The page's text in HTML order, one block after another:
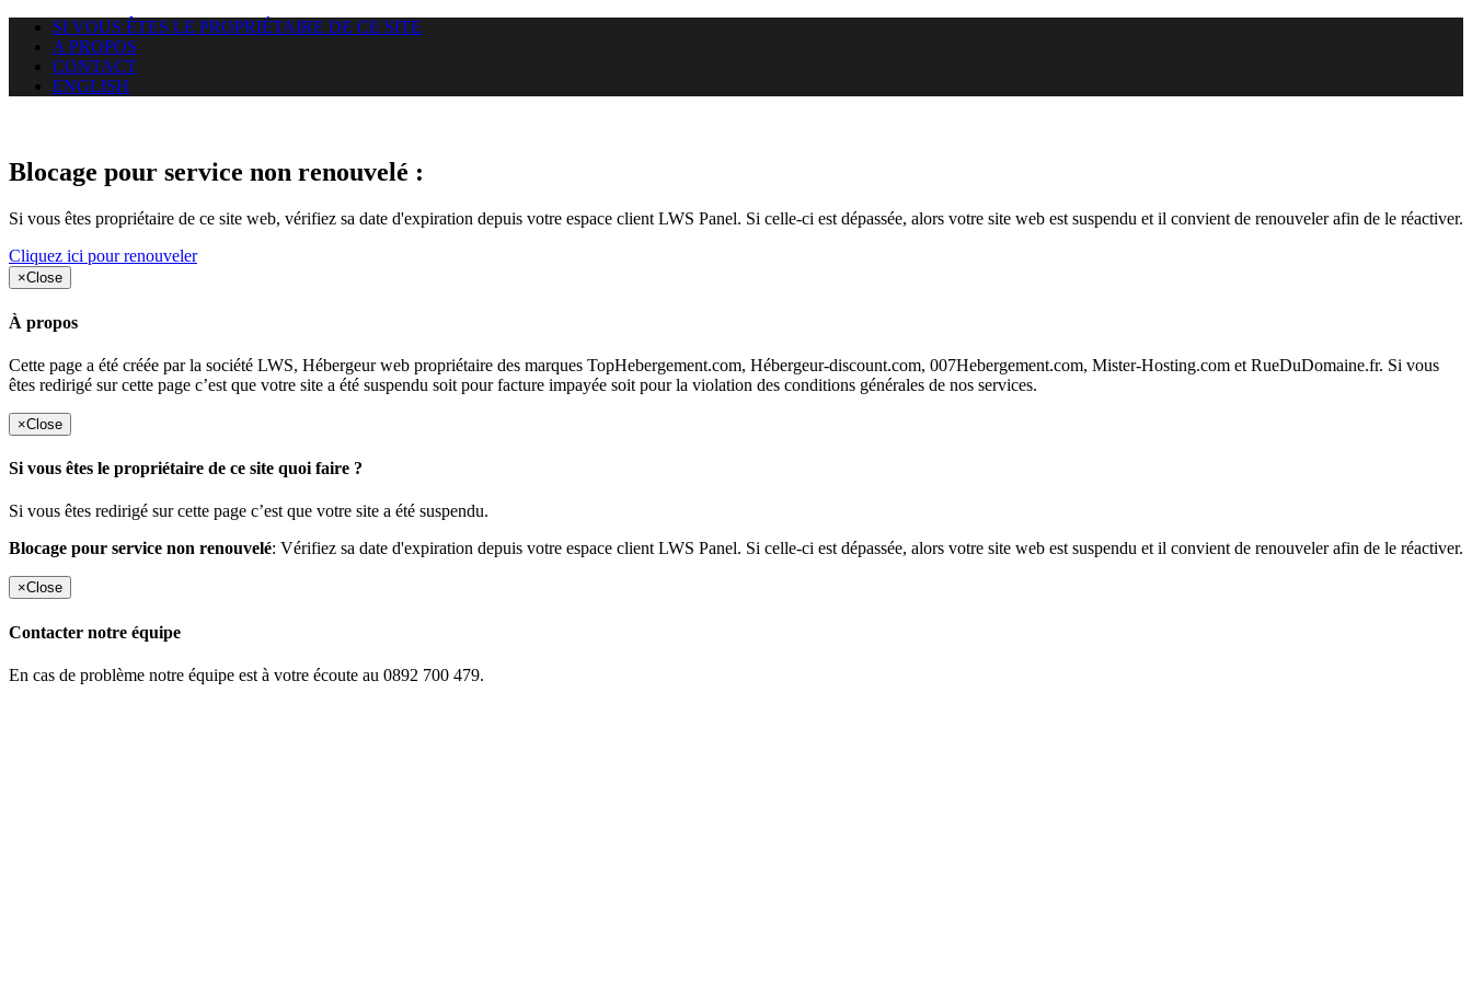
SI VOUS ÊTES LE PROPRIÉTAIRE DE CE SITE
A PROPOS
CONTACT
ENGLISH
Blocage pour service non renouvelé :
Si vous êtes propriétaire de ce site web, vérifiez sa date d'expiration depuis votre espace client LWS Panel. Si celle-ci est dépassée, alors votre site web est suspendu et il convient de renouveler afin de le réactiver.
Cliquez ici pour renouveler
×Close
À propos
Cette page a été créée par la société LWS, Hébergeur web propriétaire des marques TopHebergement.com, Hébergeur-discount.com, 007Hebergement.com, Mister-Hosting.com et RueDuDomaine.fr. Si vous
êtes redirigé sur cette page c’est que votre site a été suspendu soit pour facture impayée soit pour la violation des conditions générales de nos services.
×Close
Si vous êtes le propriétaire de ce site quoi faire ?
Si vous êtes redirigé sur cette page c’est que votre site a été suspendu.
Blocage pour service non renouvelé: Vérifiez sa date d'expiration depuis votre espace client LWS Panel. Si celle-ci est dépassée, alors votre site web est suspendu et il convient de renouveler afin de le réactiver.
×Close
Contacter notre équipe
En cas de problème notre équipe est à votre écoute au 0892 700 479.